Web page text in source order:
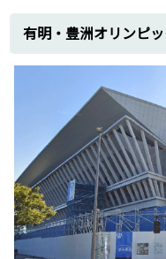
川崎花王石
横浜西口・
工事
新潟原子力
横浜火力発
東亜石油構
プラント施工実績
東北
女川原
六ヶ所
三戸地
有明・豊洲オリンピ